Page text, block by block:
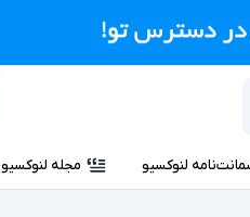
لنوکسیو مجله لنوکسیو